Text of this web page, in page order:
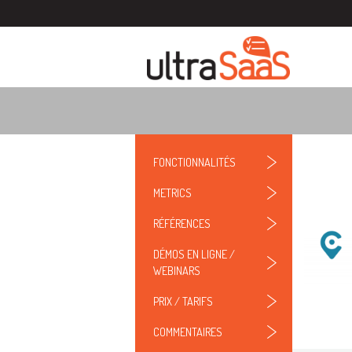
FONCTIONNALITÉS
METRICS
RÉFÉRENCES
DÉMOS EN LIGNE /
WEBINARS
PRIX / TARIFS
COMMENTAIRES